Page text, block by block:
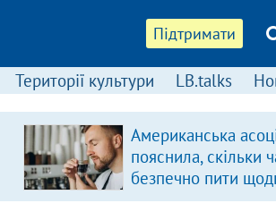
Підтримати
Території культури LB.talks
Американська
пояснила, скільки
безпечно пити